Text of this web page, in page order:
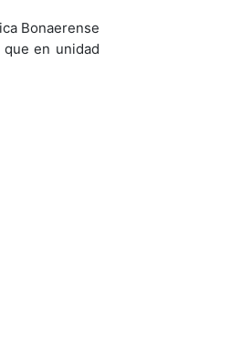
Bonaerense
en unidad